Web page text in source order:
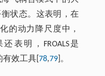
状态。这表明，在
的动力降尺度中，
表明，FROALS是
有效工具[ 78,79]。